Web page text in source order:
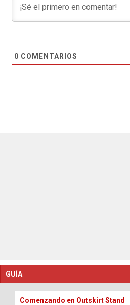
0 COMENTARIOS
GUÍA
Comenzando en Outskirt Stand